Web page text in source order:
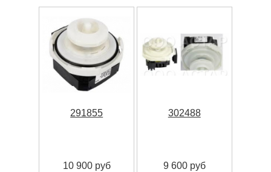
291855
10 900 руб
302488
9 600 руб